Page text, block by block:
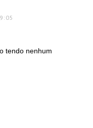
tendo nenhum